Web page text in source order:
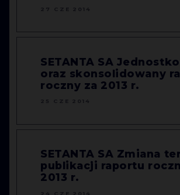
SETANTA SA
oraz skonsolidowany
roczny za 2013 r.
SETANTA SA Zmiana
publikacji raportu
2013 r.